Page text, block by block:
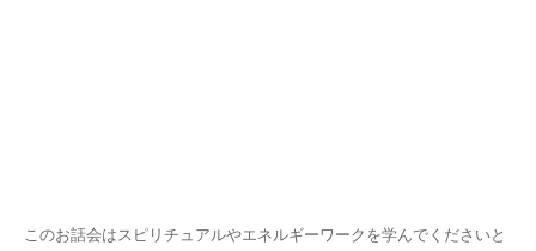
このお話会はスピリチュアルやエネルギーワークを学んでくださいと